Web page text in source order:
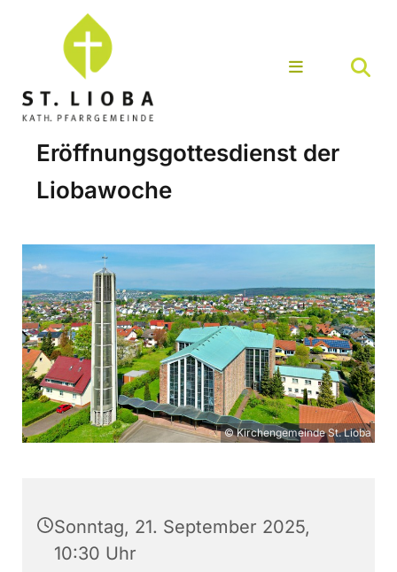
Eröffnungsgottesdienst der
Liobawoche
© Kirchengemeinde St. Lioba
Sonntag, 21. September 2025,
10:30 Uhr